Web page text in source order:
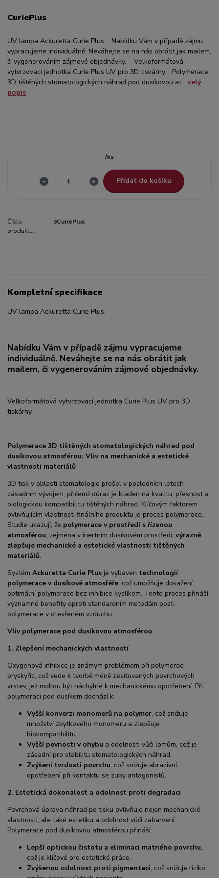
CuriePlus
UV lampa Ackuretta Curie Plus. Nabídku Vám v případě zájmu
vypracujeme individuálně. Neváhejte se na nás obrátit jak mailem,
či vygenerováním zájmové objednávky. Velkoformátová
vytvrzovací jednotka Curie Plus UV pro 3D tiskárny. Polymerace
3D tištěných stomatologických náhrad pod dusíkovou at... celý
popis
/ks
Přidat do košíku
Číslo
produktu:
3CuriePlus
Kompletní specifikace
UV lampa Ackuretta Curie Plus.
Nabídku Vám v případě zájmu vypracujeme
individuálně. Neváhejte se na nás obrátit jak
mailem, či vygenerováním zájmové objednávky.
Velkoformátová vytvrzovací jednotka Curie Plus UV pro 3D
tiskárny.
Polymerace 3D tištěných stomatologických náhrad pod
dusíkovou atmosférou: Vliv na mechanické a estetické
vlastnosti materiálů
3D tisk v oblasti stomatologie prošel v posledních letech
zásadním vývojem, přičemž důraz je kladen na kvalitu, přesnost a
biologickou kompatibilitu tištěných náhrad. Klíčovým faktorem
ovlivňujícím vlastnosti finálního produktu je proces polymerace.
Studie ukazují, že polymerace v prostředí s řízenou
atmosférou, zejména v inertním dusíkovém prostředí, výrazně
zlepšuje mechanické a estetické vlastnosti tištěných
materiálů.
Systém Ackuretta Curie Plus je vybaven technologií
polymerace v dusíkové atmosféře, což umožňuje dosažení
optimální polymerace bez inhibice kyslíkem. Tento proces přináší
významné benefity oproti standardním metodám post-
polymerace v otevřeném vzduchu.
Vliv polymerace pod dusíkovou atmosférou
1. Zlepšení mechanických vlastností
Oxygenová inhibice je známým problémem při polymeraci
pryskyřic, což vede k tvorbě méně zesíťovaných povrchových
vrstev, jež mohou být náchylné k mechanickému opotřebení. Při
polymeraci pod dusíkem dochází k:
Vyšší konverzi monomerů na polymer, což snižuje
množství zbytkového monomeru a zlepšuje
biokompatibilitu.
Vyšší pevnosti v ohybu a odolnosti vůči lomům, což je
zásadní pro stabilitu stomatologických náhrad.
Zvýšení tvrdosti povrchu, což snižuje abrazivní
opotřebení při kontaktu se zuby antagonistů.
2. Estetická dokonalost a odolnost proti degradaci
Povrchová úprava náhrad po tisku ovlivňuje nejen mechanické
vlastnosti, ale také estetiku a odolnost vůči zabarvení.
Polymerace pod dusíkovou atmosférou přináší:
Lepší optickou čistotu a eliminaci matného povrchu,
což je klíčové pro estetické práce.
Zvýšenou odolnost proti pigmentaci, což snižuje riziko